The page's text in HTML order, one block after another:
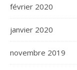
février 2020
janvier 2020
novembre 2019